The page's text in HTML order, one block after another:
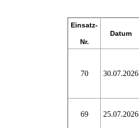
Einsatz-
Nr.
Datum
70 30.07.2026
69 25.07.2026